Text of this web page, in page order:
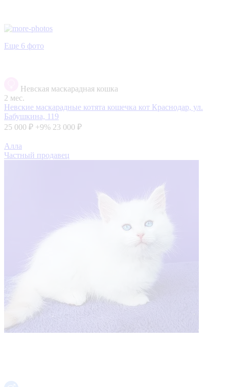
Еще 6 фото
Невская маскарадная кошка
2 мес.
Невские маскарадные котята кошечка кот Краснодар, ул.
Бабушкина, 119
25 000 ₽ +9% 23 000 ₽
Алла
Частный продавец